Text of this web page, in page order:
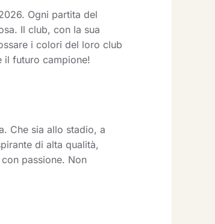
Ogni partita del
Il club, con la sua
i colori del loro club
il futuro campione!
Che sia allo stadio, a
di alta qualità,
passione. Non